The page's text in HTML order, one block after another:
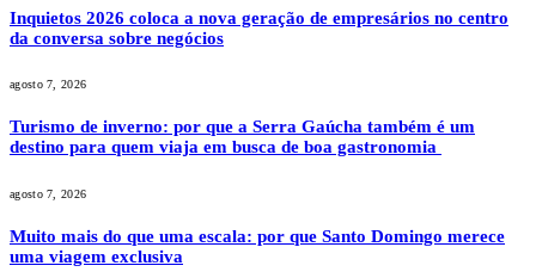
Inquietos 2026 coloca a nova geração de empresários no centro
da conversa sobre negócios
agosto 7, 2026
Turismo de inverno: por que a Serra Gaúcha também é um
destino para quem viaja em busca de boa gastronomia
agosto 7, 2026
Muito mais do que uma escala: por que Santo Domingo merece
uma viagem exclusiva